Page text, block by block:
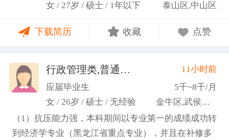
女 / 27岁 / 硕士 / 1年以下
泰山区,中山区
下载简历 收藏 点赞
行政管理类,普通教师类
11小时前
应届毕业生
5千~8千/月
女 / 26岁 / 硕士 / 无经验
金牛区,武侯区,青羊区
（1）抗压能力强，本科期间以专业第一的成绩成功转
到经济学专业（黑龙江省重点专业），并且在补修多